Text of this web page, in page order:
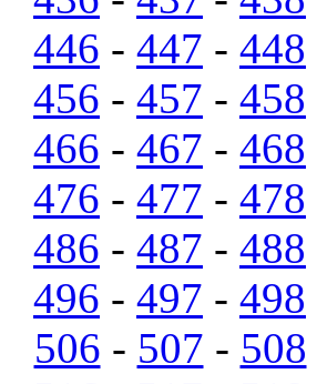
446 - 447 - 448
456 - 457 - 458
466 - 467 - 468
476 - 477 - 478
486 - 487 - 488
496 - 497 - 498
506 - 507 - 508